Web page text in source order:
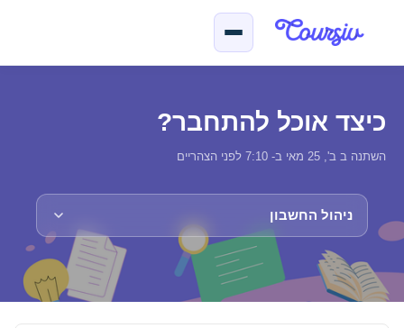
כיצד אוכל להתחבר?
השתנה ב ב', 25 מאי ב- 7:10 לפני הצהריים
ניהול החשבון